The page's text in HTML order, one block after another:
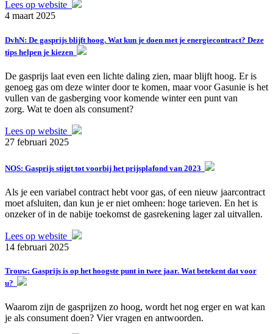
Lees op website
4 maart 2025
DvhN: De gasprijs blijft hoog. Wat kun je doen met je energiecontract? Deze
tips helpen je kiezen
De gasprijs laat even een lichte daling zien, maar blijft hoog. Er is
genoeg gas om deze winter door te komen, maar voor Gasunie is het
vullen van de gasberging voor komende winter een punt van
zorg. Wat te doen als consument?
Lees op website
27 februari 2025
NOS: Gasprijs stijgt tot voorbij het prijsplafond van 2023
Als je een variabel contract hebt voor gas, of een nieuw jaarcontract
moet afsluiten, dan kun je er niet omheen: hoge tarieven. En het is
onzeker of in de nabije toekomst de gasrekening lager zal uitvallen.
Lees op website
14 februari 2025
Trouw: Gasprijs is op het hoogste punt in twee jaar. Wat betekent dat voor
u?
Waarom zijn de gasprijzen zo hoog, wordt het nog erger en wat kan
je als consument doen? Vier vragen en antwoorden.